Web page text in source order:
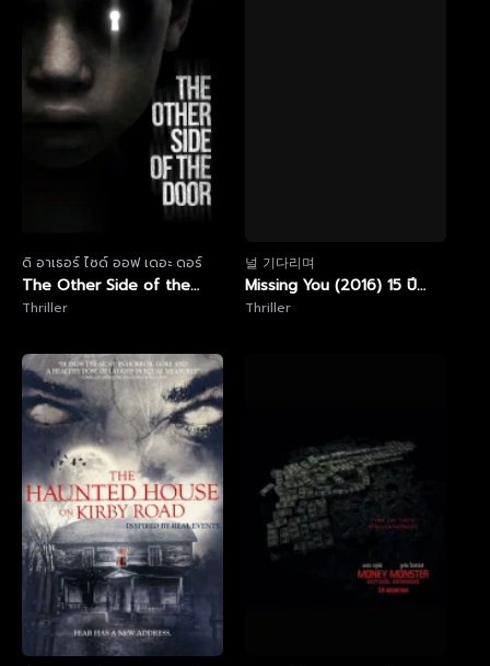
ดิ อาเธอร์ ไซด์ ออฟ เดอะ ดอร์
The Other Side of the
Door (2016) ดิ อาเธอร์ ไซด์
Thriller
널 기다리며
Missing You (2016) 15 ปี
แค้นนี้ต้องชําระ
Thriller